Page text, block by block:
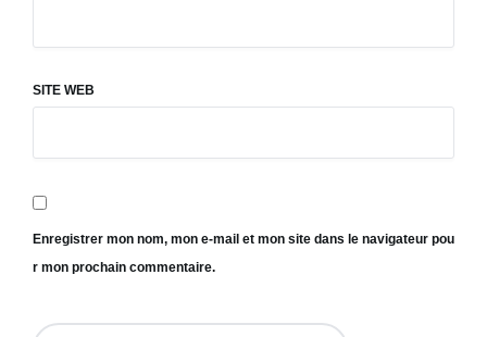
SITE WEB
Enregistrer mon nom, mon e-mail et mon site dans le navigateur pou
r mon prochain commentaire.